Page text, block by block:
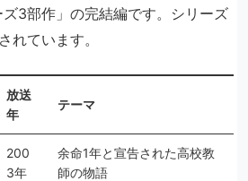
3部作」の完結編です。シリーズ
れています。
放送
年
テーマ
200
3年
余命1年と宣告された高校教
師の物語